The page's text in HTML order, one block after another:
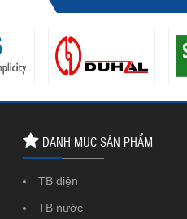
DANH MỤC SẢN PHẨM
TB điện
TB nước